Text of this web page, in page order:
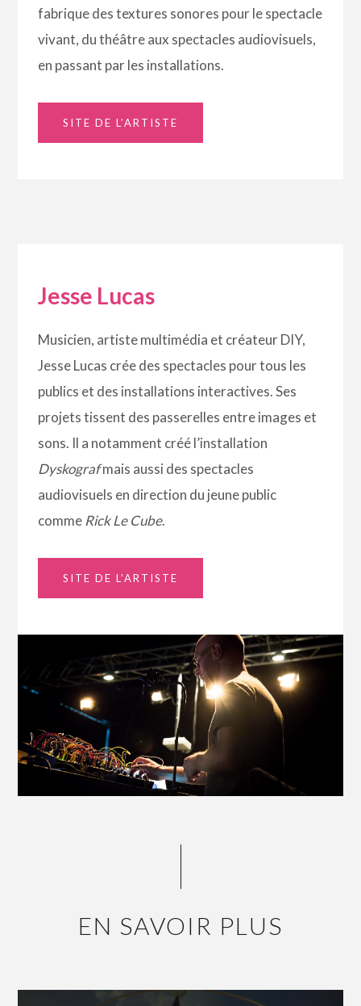
fabrique des textures sonores pour le spectacle
vivant, du théâtre aux spectacles audiovisuels,
en passant par les installations.
SITE DE L’ARTISTE
Jesse Lucas
Musicien, artiste multimédia et créateur DIY,
Jesse Lucas crée des spectacles pour tous les
publics et des installations interactives. Ses
projets tissent des passerelles entre images et
sons. Il a notamment créé l’installation
Dyskografmais aussi des spectacles
audiovisuels en direction du jeune public
comme Rick Le Cube.
SITE DE L’ARTISTE
EN SAVOIR PLUS